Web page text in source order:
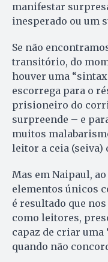
manifestar
inesperado ou um
Se não
transitório, do
houver uma
escorrega para o
prisioneiro do
surpreende – e
muitos
leitor a ceia (seiva)
Mas em Naipaul,
elementos únicos
é resultado que
como leitores,
capaz de criar uma
quando não